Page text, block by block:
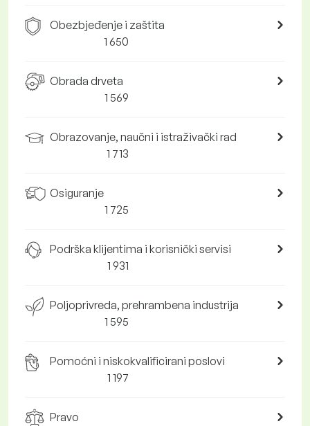
Obezbjeđenje i zaštita
1 650
Obrada drveta
1 569
Obrazovanje, naučni i istraživački rad
1 713
Osiguranje
1 725
Podrška klijentima i korisnički servisi
1 931
Poljoprivreda, prehrambena industrija
1 595
Pomoćni i niskokvalificirani poslovi
1 197
Pravo